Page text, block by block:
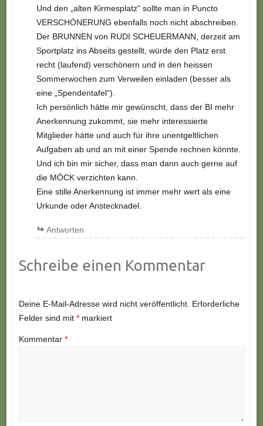
Und den „alten Kirmesplatz“ sollte man in Puncto
VERSCHÖNERUNG ebenfalls noch nicht abschreiben.
Der BRUNNEN von RUDI SCHEUERMANN, derzeit am
Sportplatz ins Abseits gestellt, würde den Platz erst
recht (laufend) verschönern und in den heissen
Sommerwochen zum Verweilen einladen (besser als
eine „Spendentafel“).
Ich persönlich hätte mir gewünscht, dass der BI mehr
Anerkennung zukommt, sie mehr interessierte
Mitglieder hätte und auch für ihre unentgeltlichen
Aufgaben ab und an mit einer Spende rechnen könnte.
Und ich bin mir sicher, dass man dann auch gerne auf
die MÖCK verzichten kann.
Eine stille Anerkennung ist immer mehr wert als eine
Urkunde oder Anstecknadel.
Antworten
Schreibe einen Kommentar
Deine E-Mail-Adresse wird nicht veröffentlicht. Erforderliche
Felder sind mit *markiert
Kommentar *